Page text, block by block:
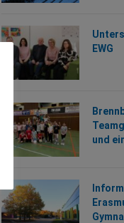
EWG
und